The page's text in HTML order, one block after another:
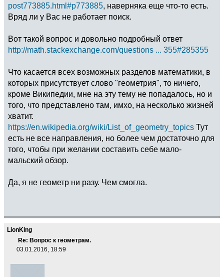
post773885.html#p773885, наверняка еще что-то есть.
Вряд ли у Вас не работает поиск.
Вот такой вопрос и довольно подробный ответ
http://math.stackexchange.com/questions ... 355#285355
Что касается всех возможных разделов математики, в
которых присутствует слово "геометрия", то ничего,
кроме Википедии, мне на эту тему не попадалось, но и
того, что представлено там, имхо, на несколько жизней
хватит.
https://en.wikipedia.org/wiki/List_of_geometry_topics Тут
есть не все направления, но более чем достаточно для
того, чтобы при желании составить себе мало-
мальский обзор.
Да, я не геометр ни разу. Чем смогла.
LionKing
Re: Вопрос к геометрам.
03.01.2016, 18:59